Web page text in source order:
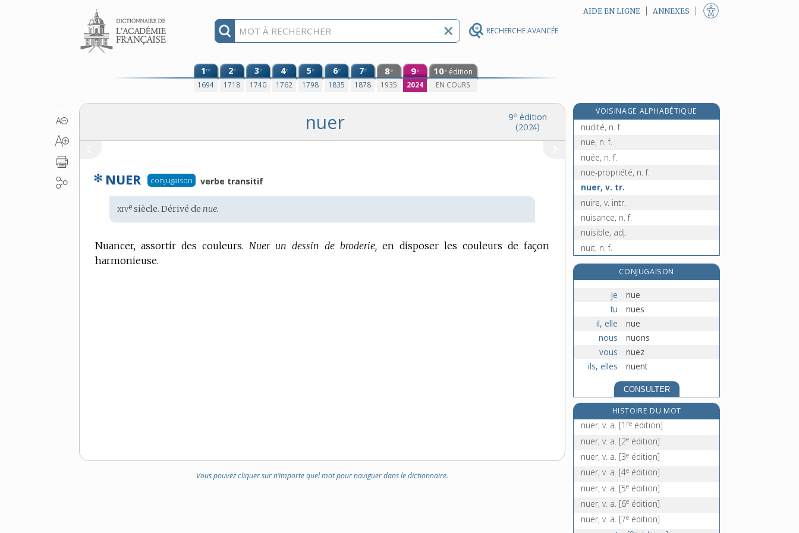
RECHERCHE AVANCÉE
Aller au contenu AIDE EN LIGNE ANNEXES
1re
1694
2e
1718
3e
1740
4e
1762
5e
1798
6e
1835
7e
1878
8e
1935
9e
2024
10e édition
EN COURS
9e édition
(2024)
nuer
✻ NUER conjugaison verbe transitif
Étymologie
:
xive siècle. Dérivé denue.
Nuancer, assortir des couleurs. Nuer un dessin de broderie, en disposer les couleurs de façon
harmonieuse.
Vous pouvez cliquer sur n’importe quel mot pour naviguer dans le dictionnaire.
VOISINAGE ALPHABÉTIQUE
nudiste, n.
nudité, n. f.
nue, n. f.
nuée, n. f.
nue-propriété, n. f.
nuer, v. tr.
nuire, v. intr.
nuisance, n. f.
nuisible, adj.
nuit, n. f.
nuitamment, adv.
nuitée, n. f.
nu-jambes, adj. inv.
nul, nulle, adj., pron. et n. f.
nullard, -arde, adj.
CONJUGAISON
je
nue
tu
nues
il, elle
nue
nous
nuons
vous
nuez
ils, elles
nuent
CONSULTER
HISTOIRE DU MOT
nuer, v. a. [1 re édition]
nuer, v. a. [2e édition]
nuer, v. a. [3e édition]
nuer, v. a. [4e édition]
nuer, v. a. [5e édition]
nuer, v. a. [6e édition]
nuer, v. a. [7e édition]